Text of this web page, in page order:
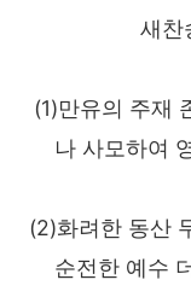
새찬
(1)만유의 주재
나 사모하여
(2)화려한 동산
순전한 예수